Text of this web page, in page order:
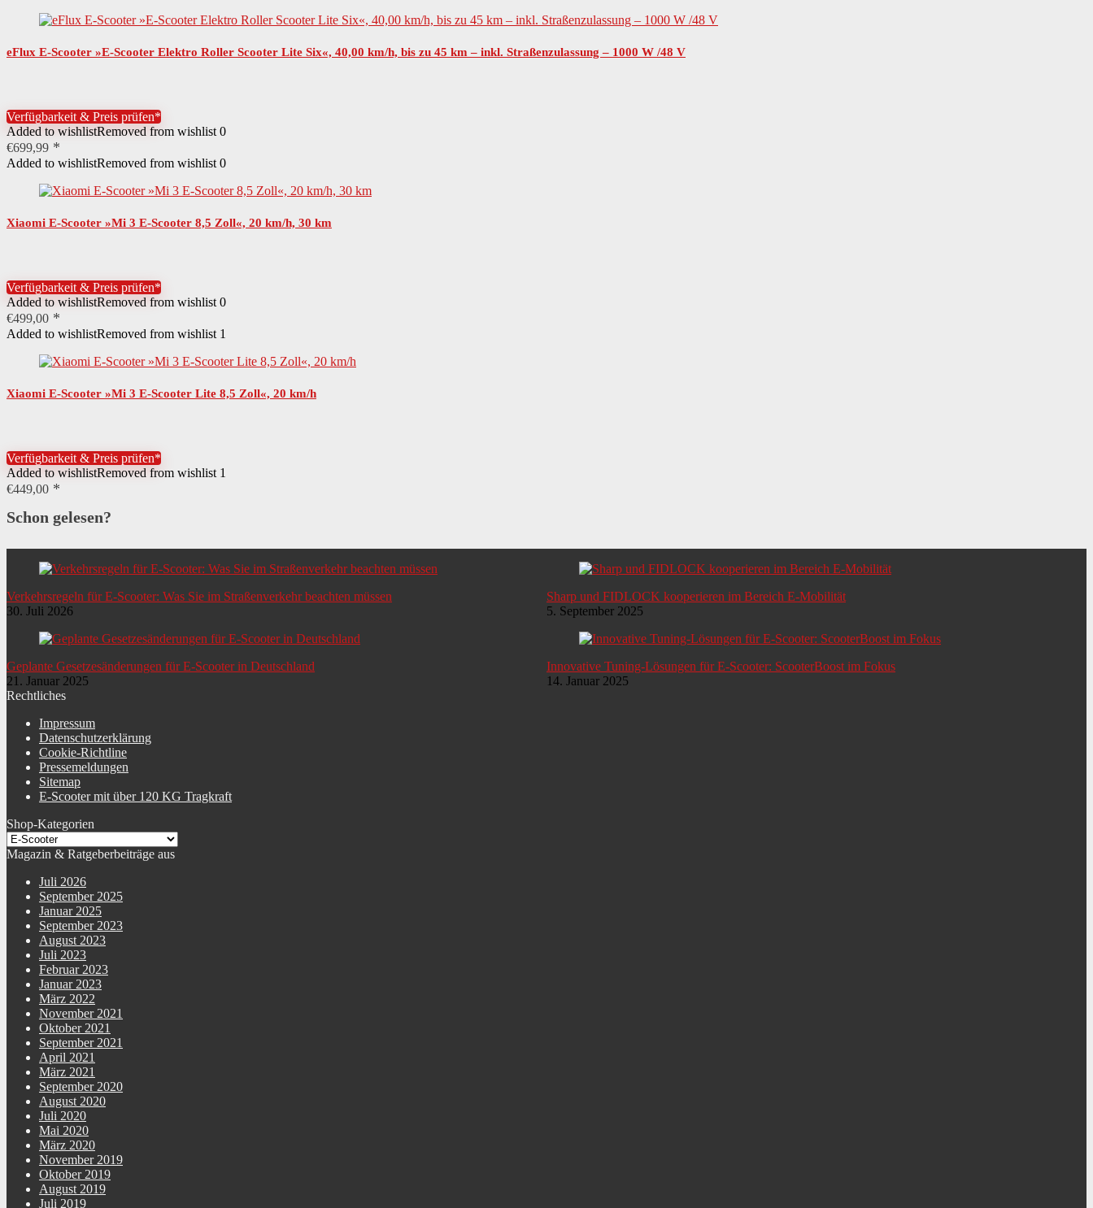
eFlux E-Scooter »E-Scooter Elektro Roller Scooter Lite Six«, 40,00 km/h, bis zu 45 km – inkl. Straßenzulassung – 1000 W /48 V
Verfügbarkeit & Preis prüfen*
Added to wishlistRemoved from wishlist 0
€699,99
Added to wishlistRemoved from wishlist 0
Xiaomi E-Scooter »Mi 3 E-Scooter 8,5 Zoll«, 20 km/h, 30 km
Verfügbarkeit & Preis prüfen*
Added to wishlistRemoved from wishlist 0
€499,00
Added to wishlistRemoved from wishlist 1
Xiaomi E-Scooter »Mi 3 E-Scooter Lite 8,5 Zoll«, 20 km/h
Verfügbarkeit & Preis prüfen*
Added to wishlistRemoved from wishlist 1
€449,00
Schon gelesen?
Verkehrsregeln für E-Scooter: Was Sie im Straßenverkehr beachten müssen
30. Juli 2026
Sharp und FIDLOCK kooperieren im Bereich E-Mobilität
5. September 2025
Geplante Gesetzesänderungen für E-Scooter in Deutschland
21. Januar 2025
Innovative Tuning-Lösungen für E-Scooter: ScooterBoost im Fokus
14. Januar 2025
Rechtliches
Impressum
Datenschutzerklärung
Cookie-Richtline
Pressemeldungen
Sitemap
E-Scooter mit über 120 KG Tragkraft
Shop-Kategorien
Magazin & Ratgeberbeiträge aus
Juli 2026
September 2025
Januar 2025
September 2023
August 2023
Juli 2023
Februar 2023
Januar 2023
März 2022
November 2021
Oktober 2021
September 2021
April 2021
März 2021
September 2020
August 2020
Juli 2020
Mai 2020
März 2020
November 2019
Oktober 2019
August 2019
Juli 2019